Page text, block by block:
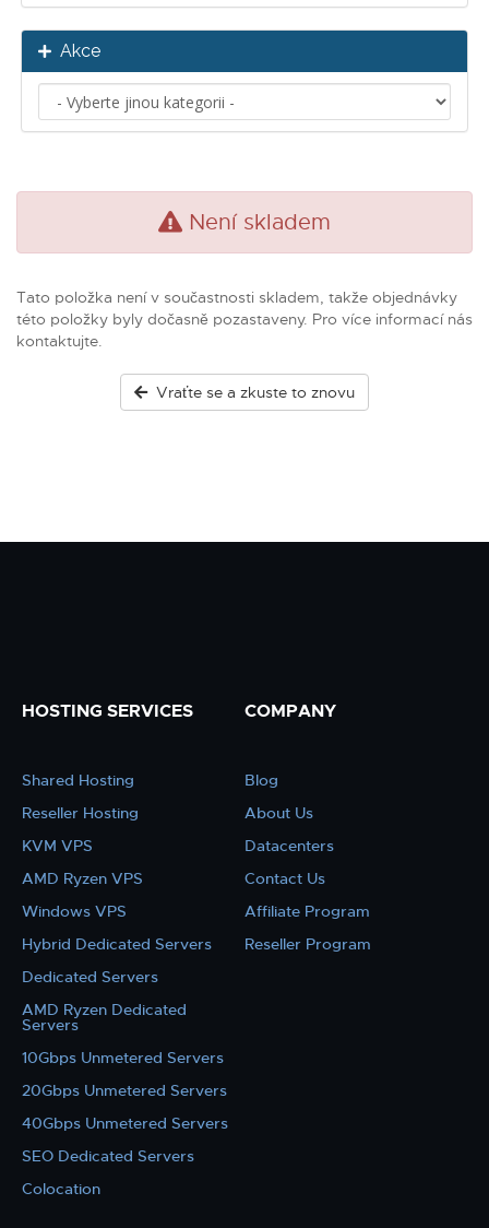
Akce
Není skladem
Tato položka není v součastnosti skladem, takže objednávky
této položky byly dočasně pozastaveny. Pro více informací nás
kontaktujte.
Vraťte se a zkuste to znovu
HOSTING SERVICES
Shared Hosting
Reseller Hosting
KVM VPS
AMD Ryzen VPS
Windows VPS
Hybrid Dedicated Servers
Dedicated Servers
AMD Ryzen Dedicated
Servers
10Gbps Unmetered Servers
20Gbps Unmetered Servers
40Gbps Unmetered Servers
SEO Dedicated Servers
Colocation
COMPANY
Blog
About Us
Datacenters
Contact Us
Affiliate Program
Reseller Program